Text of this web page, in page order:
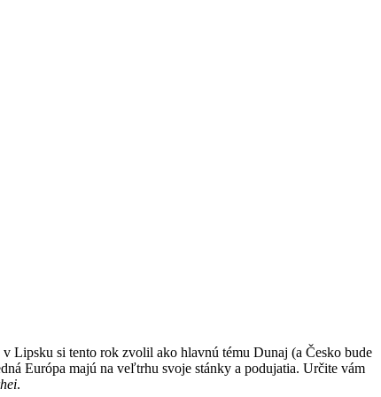
si tento rok zvolil ako hlavnú tému Dunaj (a Česko bude
Európa majú na veľtrhu svoje stánky a podujatia. Určite vám
.